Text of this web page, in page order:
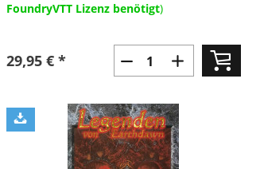
FoundryVTT Lizenz benötigt)
29,95 € *